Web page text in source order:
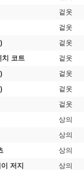
겉옷
겉옷
겉옷
치 코트
겉옷
겉옷
겉옷
겉옷
상의
상의
상의
저지
상의